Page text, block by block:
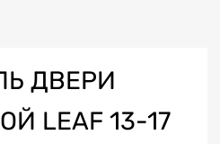
ДВЕРИ
LEAF 13-17